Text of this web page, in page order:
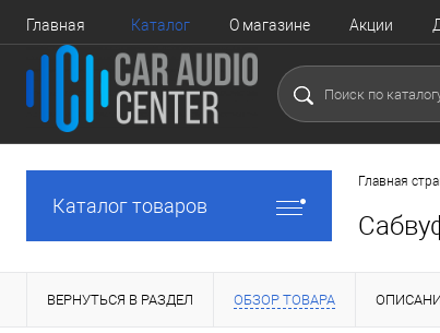
Главная Каталог О магазине Акции
Каталог товаров
Главная
ВЕРНУТЬСЯ В РАЗДЕЛ ОБЗОР ТОВАРА